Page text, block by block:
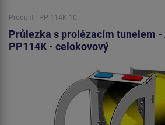
Produkt - PP-114K-10
Průlezka s prolézacím tunelem -
PP114K - celokovový